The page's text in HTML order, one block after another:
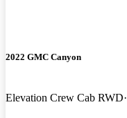
2022 GMC Canyon
Elevation Crew Cab RWD